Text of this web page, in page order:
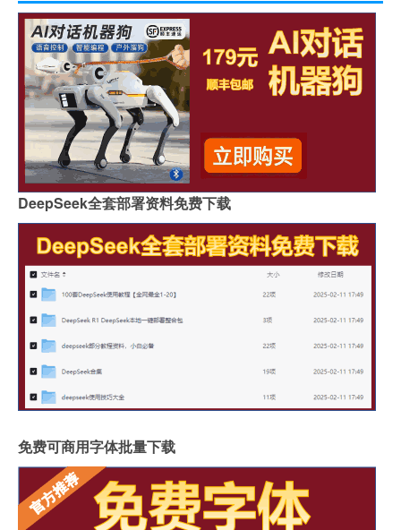
DeepSeek全套部署资料免费下载
免费可商用字体批量下载